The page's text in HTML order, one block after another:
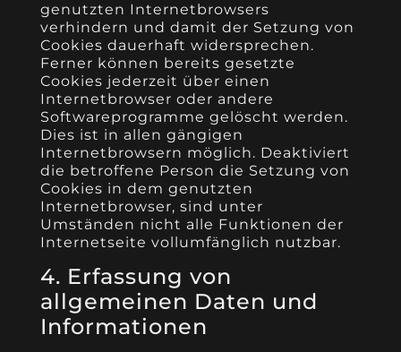
genutzten Internetbrowsers
verhindern und damit der Setzung von
Cookies dauerhaft widersprechen.
Ferner können bereits gesetzte
Cookies jederzeit über einen
Internetbrowser oder andere
Softwareprogramme gelöscht werden.
Dies ist in allen gängigen
Internetbrowsern möglich. Deaktiviert
die betroffene Person die Setzung von
Cookies in dem genutzten
Internetbrowser, sind unter
Umständen nicht alle Funktionen der
Internetseite vollumfänglich nutzbar.
4. Erfassung von
allgemeinen Daten und
Informationen